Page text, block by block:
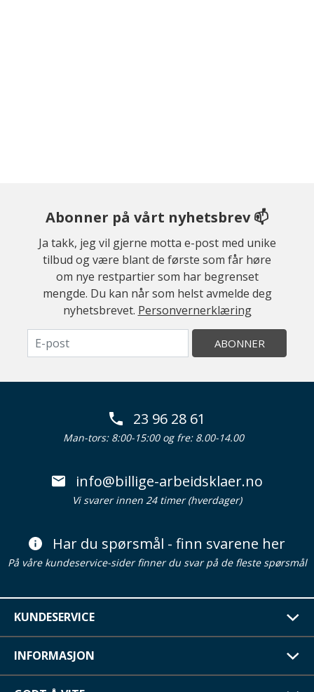
Abonner på vårt nyhetsbrev 📫
Ja takk, jeg vil gjerne motta e-post med unike
tilbud og være blant de første som får høre
om nye restpartier som har begrenset
mengde. Du kan når som helst avmelde deg
nyhetsbrevet. Personvernerklæring
ABONNER
23 96 28 61
Man-tors: 8:00-15:00 og fre: 8.00-14.00
info@billige-arbeidsklaer.no
Vi svarer innen 24 timer (hverdager)
Har du spørsmål - finn svarene her
På våre kundeservice-sider finner du svar på de fleste spørsmål
KUNDESERVICE
INFORMASJON